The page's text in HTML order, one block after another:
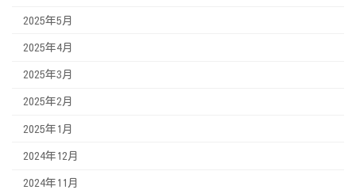
2025年5月
2025年4月
2025年3月
2025年2月
2025年1月
2024年12月
2024年11月